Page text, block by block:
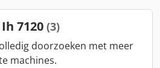
7120 (3)
doorzoeken met meer
machines.